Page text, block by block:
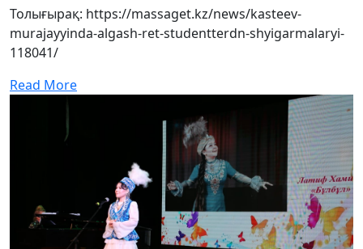
Толығырақ: https://massaget.kz/news/kasteev-
murajayyinda-algash-ret-studentterdn-shyigarmalaryi-
118041/
Read More